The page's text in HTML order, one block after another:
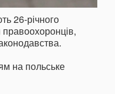
26-річного
на польське